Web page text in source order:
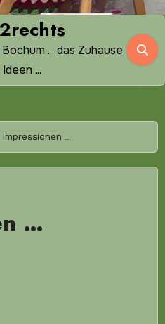
... das Zuhause
...
Impressionen …
…